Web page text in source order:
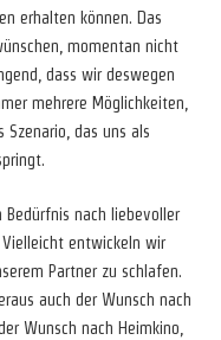
erhalten können. Das
momentan nicht
dass wir deswegen
mehrere Möglichkeiten,
Szenario, das uns als
nach liebevoller
entwickeln wir
Partner zu schlafen.
auch der Wunsch nach
Wunsch nach Heimkino,